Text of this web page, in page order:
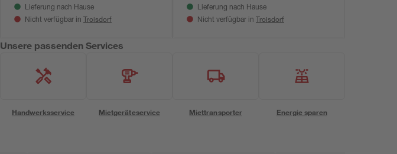
Lieferung nach Hause
Nicht verfügbar in Troisdorf
Lieferung nach Hause
Nicht verfügbar in Troisdorf
Unsere passenden Services
Handwerksservice Mietgeräteservice Miettransporter Energie sparen